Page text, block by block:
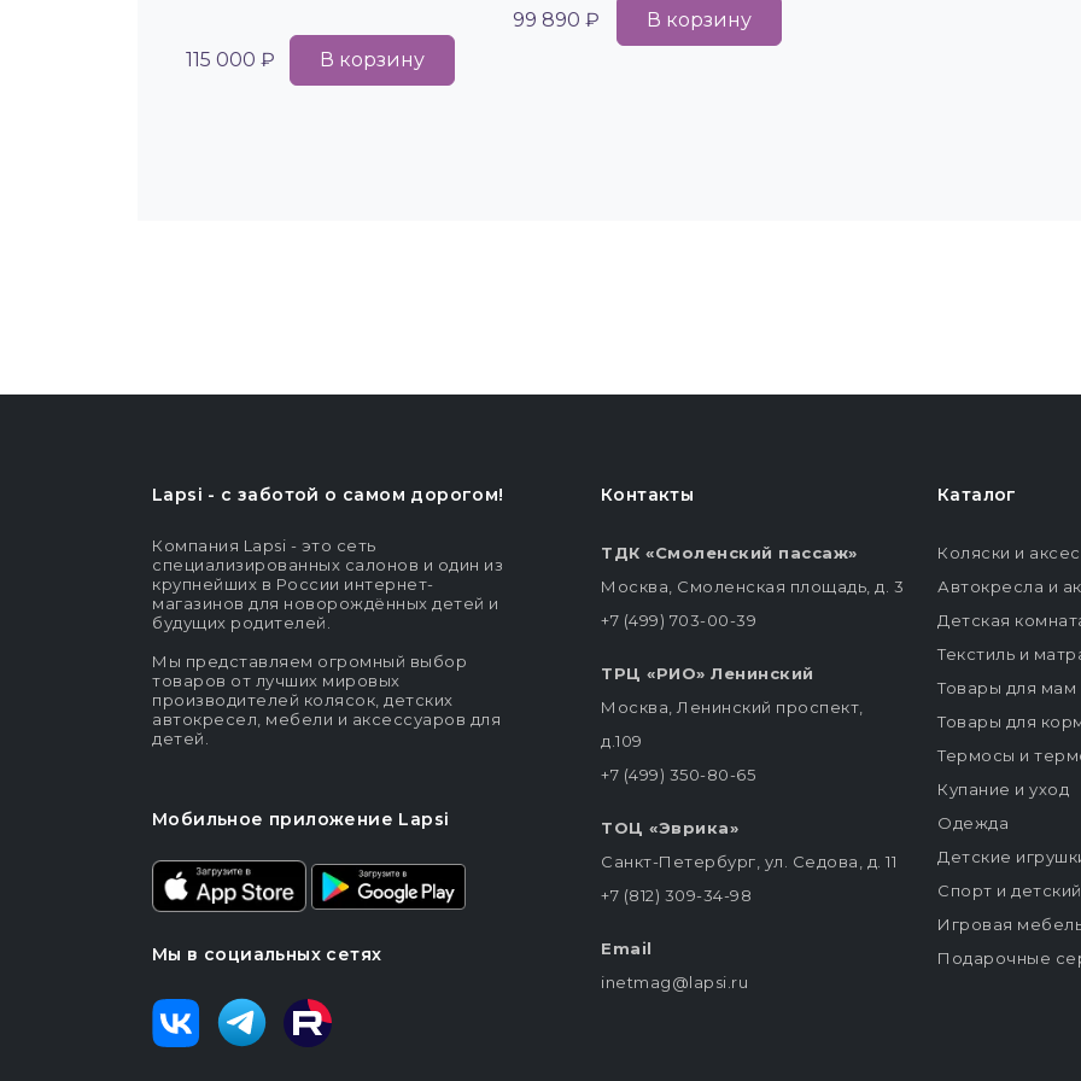
115 000 ₽ В корзину
99 890 ₽ В корзину
Lapsi - c заботой о самом дорогом!
Компания Lapsi - это сеть
специализированных салонов и один из
крупнейших в России интернет-
магазинов для новорождённых детей и
будущих родителей.
Мы представляем огромный выбор
товаров от лучших мировых
производителей колясок, детских
автокресел, мебели и аксессуаров для
детей.
Мобильное приложение Lapsi
Мы в социальных сетях
Контакты
ТДК «Смоленский пассаж»
Москва, Смоленская площадь, д. 3
+7 (499) 703-00-39
ТРЦ «РИО» Ленинский
Москва, Ленинский проспект,
д.109
+7 (499) 350-80-65
ТОЦ «Эврика»
Санкт-Петербург, ул. Седова, д. 11
+7 (812) 309-34-98
Email
inetmag@lapsi.ru
Каталог
Коляски и
Автокресла и
Детская
Текстиль и
Товары для мам
Товары для
Термосы и
Купание и уход
Одежда
Детские
Спорт и
Игровая
Подарочные